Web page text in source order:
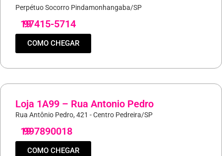
Perpétuo Socorro Pindamonhangaba/SP
19
97415-5714
COMO CHEGAR
Loja 1A99 – Rua Antonio Pedro
Rua Antônio Pedro, 421 - Centro Pedreira/SP
19
997890018
COMO CHEGAR